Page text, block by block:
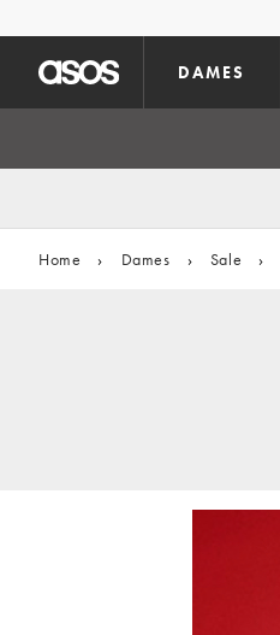
DAMES
Home › Dames › Sale ›